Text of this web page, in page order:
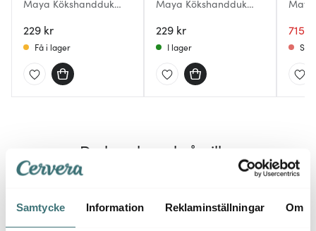
Samtycke Information Reklaminställningar Om
Maya Kökshandduk
229 kr
Få i lager
Maya Kökshandduk
Stripe
229 kr
I lager
715
Du kanske också gillar
46% 30%